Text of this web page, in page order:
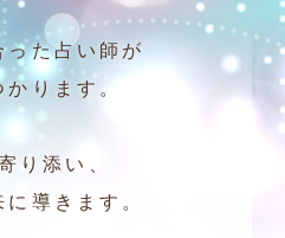
った占い師が
ります。
り添い、
導きます。